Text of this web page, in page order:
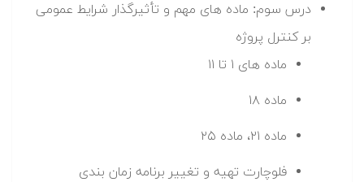
درس سوم: ماده های مهم و تأثیرگذار شرایط عمومی
بر کنترل پروژه
ماده های ۱ تا ۱۱
ماده ۱۸
ماده ۲۱، ماده ۲۵
فلوچارت تهیه و تغییر برنامه زمان بندی